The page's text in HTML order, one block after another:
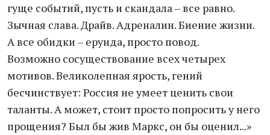
гуще событий, пусть и скандала – все равно.
Зычная слава. Драйв. Адреналин. Биение жизни.
А все обидки – ерунда, просто повод.
Возможно сосуществование всех четырех
мотивов. Великолепная ярость, гений
бесчинствует: Россия не умеет ценить свои
таланты. А может, стоит просто попросить у него
прощения? Был бы жив Маркс, он бы оценил...»